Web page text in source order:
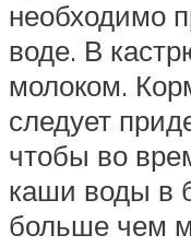
необходимо
воде. В
молоком.
следует
чтобы во
каши воды в
больше чем